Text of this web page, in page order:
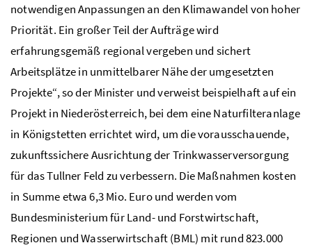
notwendigen Anpassungen an den Klimawandel von hoher
Priorität. Ein großer Teil der Aufträge wird
erfahrungsgemäß regional vergeben und sichert
Arbeitsplätze in unmittelbarer Nähe der umgesetzten
Projekte“, so der Minister und verweist beispielhaft auf ein
Projekt in Niederösterreich, bei dem eine Naturfilteranlage
in Königstetten errichtet wird, um die vorausschauende,
zukunftssichere Ausrichtung der Trinkwasserversorgung
für das Tullner Feld zu verbessern. Die Maßnahmen kosten
in Summe etwa 6,3 Mio. Euro und werden vom
Bundesministerium für Land- und Forstwirtschaft,
Regionen und Wasserwirtschaft (BML) mit rund 823.000